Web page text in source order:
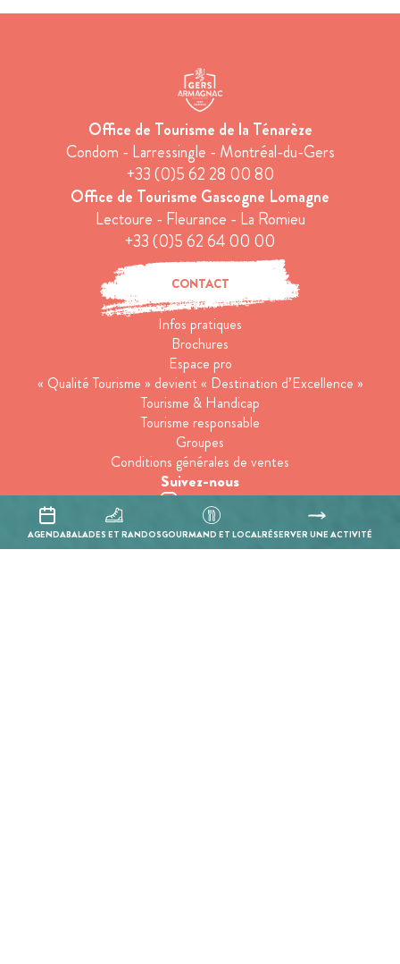
AGENDABALADES ET RANDOSGOURMAND ET LOCALRÉSERVER UNE ACTIVITÉ
Office de Tourisme de la Ténarèze
Condom - Larressingle - Montréal-du-Gers
+33 (0)5 62 28 00 80
Office de Tourisme Gascogne Lomagne
Lectoure - Fleurance - La Romieu
+33 (0)5 62 64 00 00
CONTACT
Infos pratiques
Brochures
Espace pro
« Qualité Tourisme » devient « Destination d’Excellence »
Tourisme & Handicap
Tourisme responsable
Groupes
Conditions générales de ventes
Suivez-nous
Inscrivez-vous à notre newsletter